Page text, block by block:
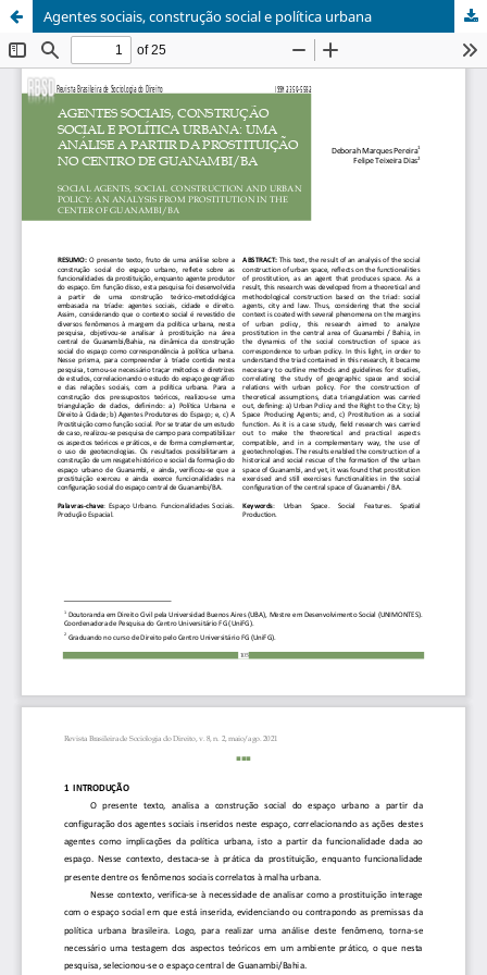
Agentes sociais, construção social e política urbana